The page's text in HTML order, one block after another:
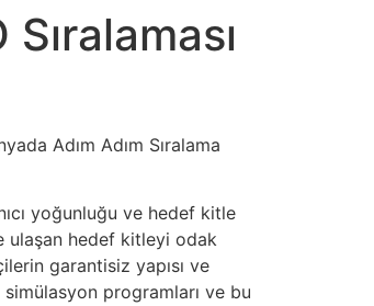
Adım Adım Sıralama
yoğunluğu ve hedef kitle
ulaşan hedef kitleyi odak
garantisiz yapısı ve
programları ve bu